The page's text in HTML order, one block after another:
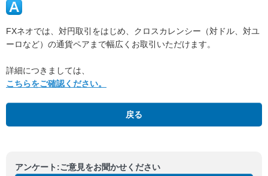
FXネオでは、対円取引をはじめ、クロスカレンシー（対ドル、対ユ
ーロなど）の通貨ペアまで幅広くお取引いただけます。
詳細につきましては、
こちらをご確認ください。
戻る
アンケート:ご意見をお聞かせください